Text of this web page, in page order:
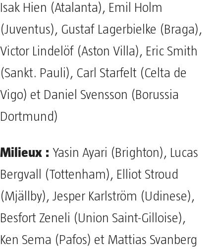
Isak Hien (Atalanta), Emil Holm
(Juventus), Gustaf Lagerbielke (Braga),
Victor Lindelöf (Aston Villa), Eric Smith
(Sankt. Pauli), Carl Starfelt (Celta de
Vigo) et Daniel Svensson (Borussia
Dortmund)
Milieux : Yasin Ayari (Brighton), Lucas
Bergvall (Tottenham), Elliot Stroud
(Mjällby), Jesper Karlström (Udinese),
Besfort Zeneli (Union Saint-Gilloise),
Ken Sema (Pafos) et Mattias Svanberg